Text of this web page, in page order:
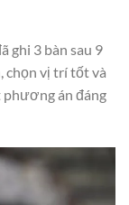
ghi 3 bàn sau 9
chọn vị trí tốt và
án đáng